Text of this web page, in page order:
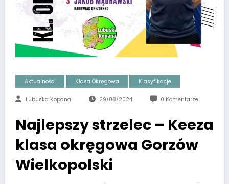
Aktualności Klasa Okręgowa Klasyfikacje
Lubuska Kopana 29/08/2024 0 Komentarze
Najlepszy strzelec – Keeza
klasa okręgowa Gorzów
Wielkopolski